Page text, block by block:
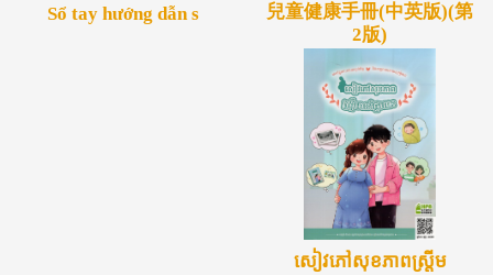
Sổ tay hướng dẫn s
兒童健康手冊(中英版)(第
2版)
សៀវភៅសុខភាពស្ត្រីម